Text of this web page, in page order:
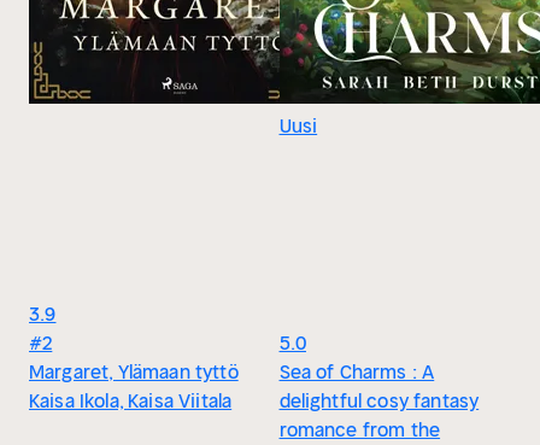
3.9
#2
Margaret, Ylämaan tyttö
Kaisa Ikola, Kaisa Viitala
Uusi
5.0
Sea of Charms : A
delightful cosy fantasy
romance from the